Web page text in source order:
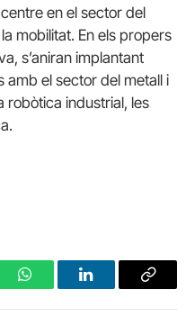
en el sector del
mobilitat. En els propers
s’aniran implantant
amb el sector del metall i
robòtica industrial, les
WhatsAppLinkedInCopy